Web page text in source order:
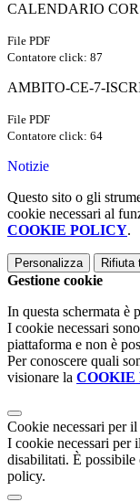
CALENDARIO
File PDF
Contatore click: 87
AMBITO-CE-7-
File PDF
Contatore click: 64
Notizie
Questo sito o gli
cookie necessari al
COOKIE POLICY.
Personalizza Rifiuta
Gestione cookie
In questa schermata è
I cookie necessari
piattaforma e non è
Per conoscere quali
visionare la COOKIE
Cookie necessari per
I cookie necessari per
disabilitati. È possibile
policy.